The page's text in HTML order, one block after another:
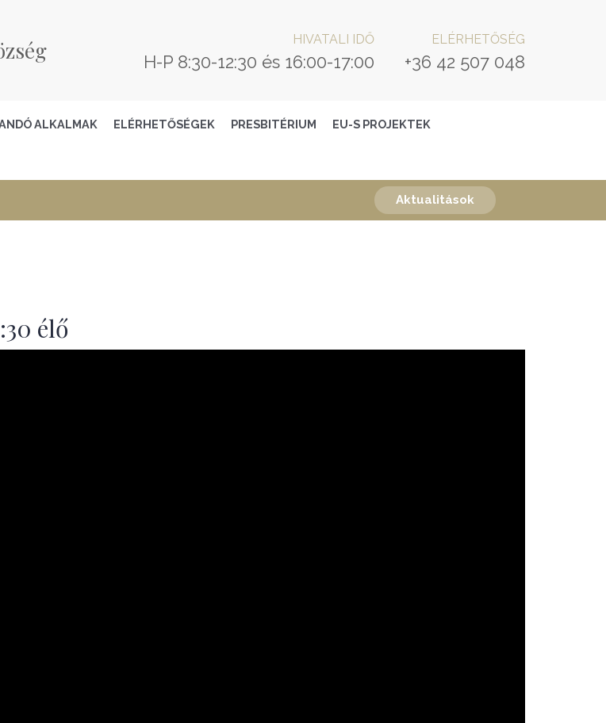
HIVATALI IDŐ
H-P 8:30-12:30 és 16:00-17:00
ELÉRHETŐSÉG
+36 42 507 048
ALKALMAK ELÉRHETŐSÉGEK PRESBITÉRIUM EU-S PROJEKTEK
Aktualitások
élő